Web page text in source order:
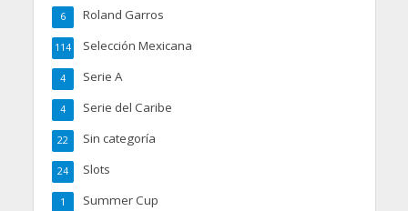
Roland Garros
6
Selección Mexicana
114
Serie A
4
Serie del Caribe
4
Sin categoría
22
Slots
24
Summer Cup
1